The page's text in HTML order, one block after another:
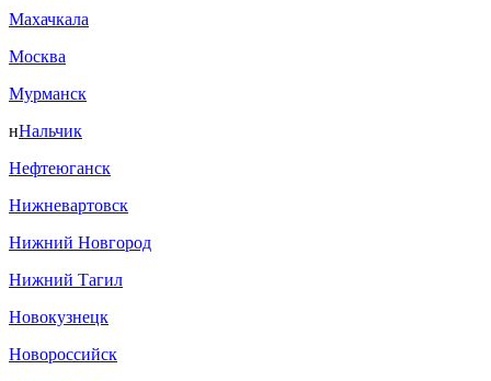
Махачкала
Москва
Мурманск
нНальчик
Нефтеюганск
Нижневартовск
Нижний Новгород
Нижний Тагил
Новокузнецк
Новороссийск